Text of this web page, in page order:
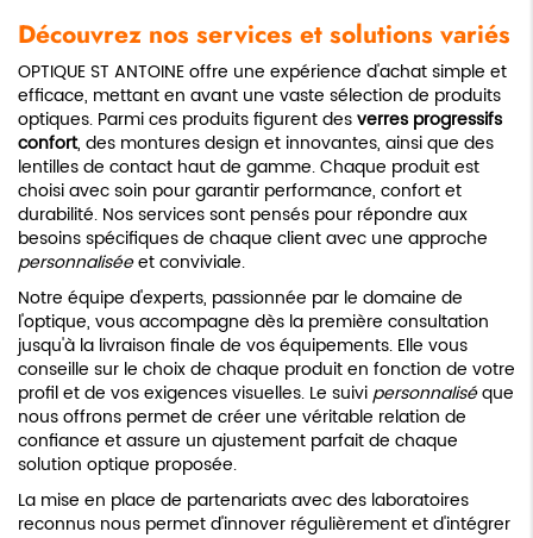
Découvrez nos services et solutions variés
OPTIQUE ST ANTOINE offre une expérience d'achat simple et
efficace, mettant en avant une vaste sélection de produits
optiques. Parmi ces produits figurent desverres progressifs
confort, des montures design et innovantes, ainsi que des
lentilles de contact haut de gamme. Chaque produit est
choisi avec soin pour garantir performance, confort et
durabilité. Nos services sont pensés pour répondre aux
besoins spécifiques de chaque client avec une approche
personnaliséeet conviviale.
Notre équipe d'experts, passionnée par le domaine de
l'optique, vous accompagne dès la première consultation
jusqu'à la livraison finale de vos équipements. Elle vous
conseille sur le choix de chaque produit en fonction de votre
profil et de vos exigences visuelles. Le suivipersonnaliséque
nous offrons permet de créer une véritable relation de
confiance et assure un ajustement parfait de chaque
solution optique proposée.
La mise en place de partenariats avec des laboratoires
reconnus nous permet d'innover régulièrement et d'intégrer